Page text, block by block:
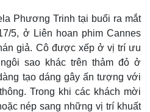
Phương Trinh tại buổi ra mắt
5, ở Liên hoan phim Cannes
giả. Cô được xếp ở vị trí ưu
sao khác trên thảm đỏ ở
tạo dáng gây ấn tượng với
Trong khi các khách mời
nép sang những vị trí khuất